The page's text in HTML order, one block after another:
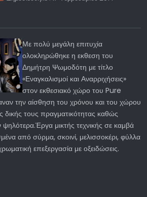
Με πολύ μεγάλη επιτυχία
ολοκληρώθηκε η εκθεση του
Δημήτρη Ψωμοδότη με τίτλο
«Εναγκαλισμοί και Αναρριχήσεις»
στον εκθεσιακό χώρο του Pure
την αίσθηση του χρόνου και του χώρου
δικής τους πραγματικότητας καθώς
ψηλότερα.Έργα μικτής τεχνικής σε καμβά
από σύρμα, σκοινί, μελισσοκέρι, φύλλα
επεξεργασία με οξειδώσεις.